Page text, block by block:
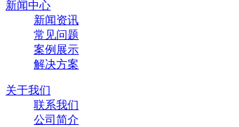
新闻中心
新闻资讯
常见问题
案例展示
解决方案
关于我们
联系我们
公司简介